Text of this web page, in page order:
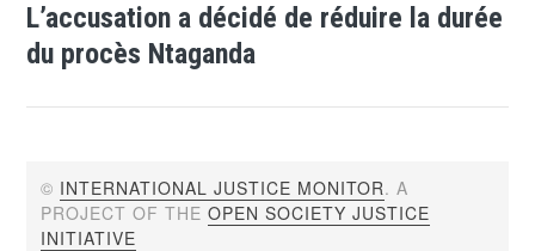
L’accusation a décidé de réduire la durée
du procès Ntaganda
© INTERNATIONAL JUSTICE MONITOR. A
PROJECT OF THEOPEN SOCIETY JUSTICE
INITIATIVE